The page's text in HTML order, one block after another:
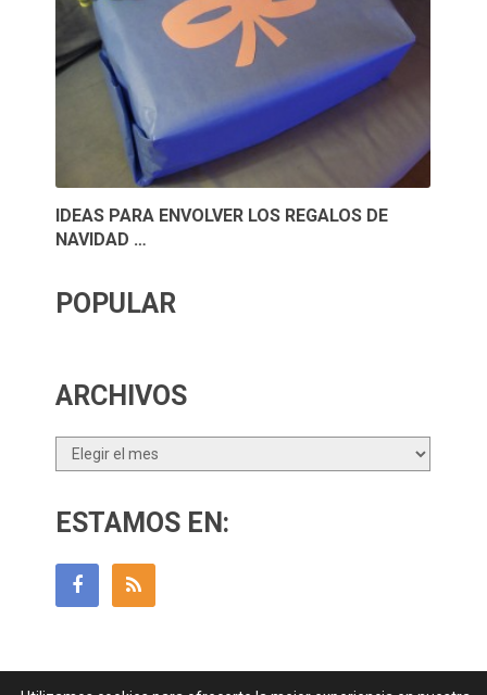
IDEAS PARA ENVOLVER LOS REGALOS DE
NAVIDAD …
POPULAR
ARCHIVOS
Archivos
ESTAMOS EN: